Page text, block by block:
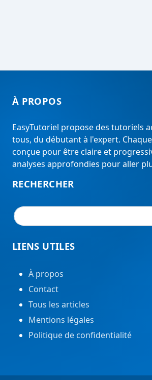
À PROPOS
EasyTutoriel propose des tutoriels
tous, du débutant à l'expert.
conçue pour être claire et
analyses approfondies pour aller
RECHERCHER
LIENS UTILES
À propos
Contact
Tous les articles
Mentions légales
Politique de confidentialité